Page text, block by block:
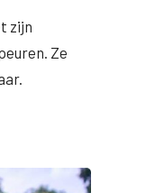
zijn
Ze